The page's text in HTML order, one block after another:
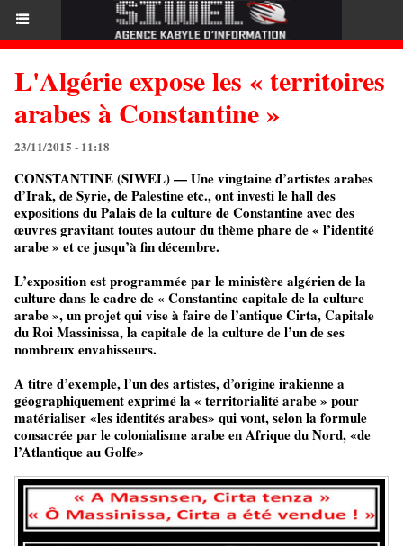
L'Algérie expose les « territoires
arabes à Constantine »
23/11/2015 - 11:18
CONSTANTINE (SIWEL) — Une vingtaine d’artistes arabes
d’Irak, de Syrie, de Palestine etc., ont investi le hall des
expositions du Palais de la culture de Constantine avec des
œuvres gravitant toutes autour du thème phare de « l’identité
arabe » et ce jusqu’à fin décembre.
L’exposition est programmée par le ministère algérien de la
culture dans le cadre de « Constantine capitale de la culture
arabe », un projet qui vise à faire de l’antique Cirta, Capitale
du Roi Massinissa, la capitale de la culture de l’un de ses
nombreux envahisseurs.
A titre d’exemple, l’un des artistes, d’origine irakienne a
géographiquement exprimé la « territorialité arabe » pour
matérialiser «les identités arabes» qui vont, selon la formule
consacrée par le colonialisme arabe en Afrique du Nord, «de
l’Atlantique au Golfe»